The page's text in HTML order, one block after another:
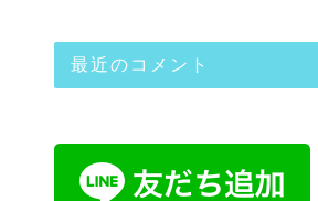
最近のコメント